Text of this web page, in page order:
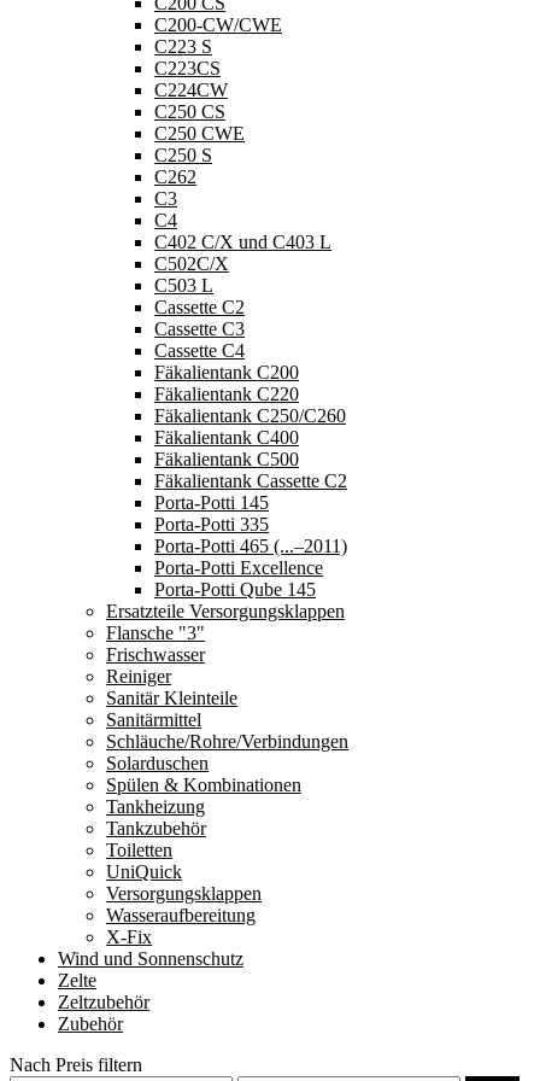
C200-CW/CWE
C223 S
C223CS
C224CW
C250 CS
C250 CWE
C250 S
C262
C3
C4
C402 C/X und C403 L
C502C/X
C503 L
Cassette C2
Cassette C3
Cassette C4
Fäkalientank C200
Fäkalientank C220
Fäkalientank C250/C260
Fäkalientank C400
Fäkalientank C500
Fäkalientank Cassette C2
Porta-Potti 145
Porta-Potti 335
Porta-Potti 465 (...–2011)
Porta-Potti Excellence
Porta-Potti Qube 145
Ersatzteile Versorgungsklappen
Flansche "3"
Frischwasser
Reiniger
Sanitär Kleinteile
Sanitärmittel
Schläuche/Rohre/Verbindungen
Solarduschen
Spülen & Kombinationen
Tankheizung
Tankzubehör
Toiletten
UniQuick
Versorgungsklappen
Wasseraufbereitung
X-Fix
Wind und Sonnenschutz
Zelte
Zeltzubehör
Zubehör
Nach Preis filtern